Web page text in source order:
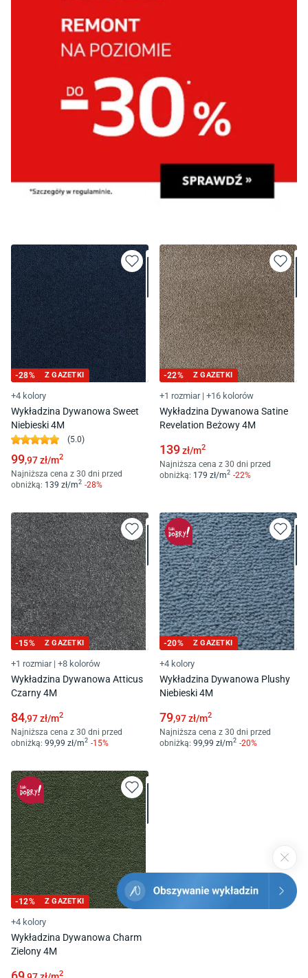
-28% Z GAZETKI
+4 kolory
Wykładzina Dywanowa Sweet
Niebieski 4M
(5.0)
99,97zł/m2
Najniższa cena z 30 dni przed
obniżką: 139 zł/m2 -28%
-22% Z GAZETKI
+1 rozmiar | +16 kolorów
Wykładzina Dywanowa Satine
Revelation Beżowy 4M
139zł/m2
Najniższa cena z 30 dni przed
obniżką: 179 zł/m2 -22%
-15% Z GAZETKI
+1 rozmiar | +8 kolorów
Wykładzina Dywanowa Atticus
Czarny 4M
84,97zł/m2
Najniższa cena z 30 dni przed
obniżką: 99 ,99 zł/m2 -15%
-20% Z GAZETKI
+4 kolory
Wykładzina Dywanowa Plushy
Niebieski 4M
79,97zł/m2
Najniższa cena z 30 dni przed
obniżką: 99 ,99 zł/m2 -20%
-12% Z GAZETKI
+4 kolory
Wykładzina Dywanowa Charm
Zielony 4M
2